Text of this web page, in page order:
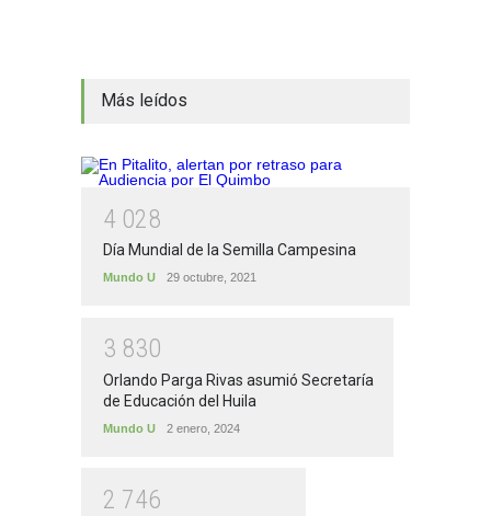
Más leídos
4 028
Día Mundial de la Semilla Campesina
Mundo U 29 octubre, 2021
3 830
Orlando Parga Rivas asumió Secretaría
de Educación del Huila
Mundo U 2 enero, 2024
2 746